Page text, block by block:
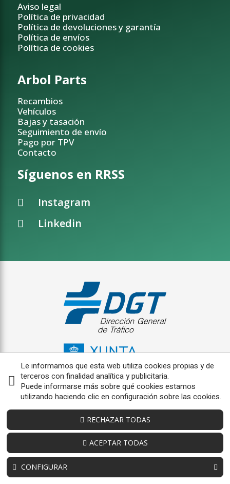
Aviso legal
Política de privacidad
Política de devoluciones y garantía
Política de envíos
Política de cookies
Arbol Parts
Recambios
Vehículos
Bajas y tasación
Seguimiento de envío
Pago por TPV
Contacto
Síguenos en RRSS
Instagram
Linkedin
Le informamos que esta web utiliza cookies propias y de
terceros con finalidad analítica y publicitaria.
Puede informarse más sobre qué cookies estamos
utilizando haciendo clic en configuración sobre las cookies.
CONFIGURAR
RECHAZAR TODAS
ACEPTAR TODAS